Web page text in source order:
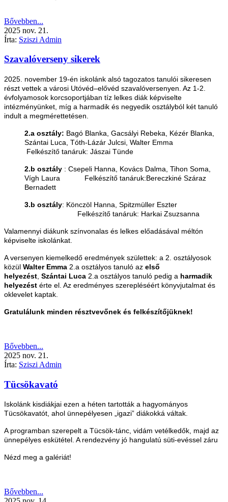
Bővebben...
2025 nov. 21.
Írta: Sziszi Admin
Szavalóverseny sikerek
2025. november 19-én iskolánk alsó tagozatos tanulói sikeresen
részt vettek a városi Utóvéd–elővéd szavalóversenyen. Az 1-2.
évfolyamosok korcsoportjában tíz lelkes diák képviselte
intézményünket, míg a harmadik és negyedik osztályból két tanuló
indult a megmérettetésen.
2.a osztály: Bagó Blanka, Gacsályi Rebeka, Kézér Blanka,
Szántai Luca, Tóth-Lázár Julcsi, Walter Emma
Felkészítő tanáruk: Jászai Tünde
2.b osztály : Csepeli Hanna, Kovács Dalma, Tihon Soma,
Vígh Laura Felkészítő tanáruk:Bereczkiné Száraz
Bernadett
3.b osztály: Könczöl Hanna, Spitzmüller Eszter
Felkészítő tanáruk: Harkai Zsuzsanna
Valamennyi diákunk színvonalas és lelkes előadásával méltón
képviselte iskolánkat.
A versenyen kiemelkedő eredmények születtek: a 2. osztályosok
közül Walter Emma 2.a osztályos tanuló az első
helyezést Szántai Luca 2.a osztályos tanuló pedig a harmadik
helyezést érte el. Az eredményes szerepléséért könyvjutalmat és
oklevelet kaptak.
Gratulálunk minden résztvevőnek és felkészítőjüknek!
Bővebben...
2025 nov. 21.
Írta: Sziszi Admin
Tücsökavató
Iskolánk kisdiákjai ezen a héten tartották a hagyományos
Tücsökavatót, ahol ünnepélyesen „igazi” diákokká váltak.
A programban szerepelt a Tücsök-tánc, vidám vetélkedők, majd az
ünnepélyes eskütétel. A rendezvény jó hangulatú süti-evéssel záru
Nézd meg a galériát!
Bővebben...